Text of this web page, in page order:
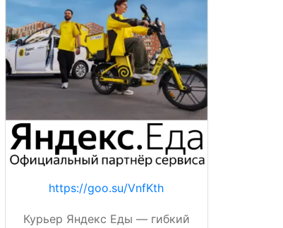
https://goo.su/VnfKth
Курьер Яндекс Еды — гибкий